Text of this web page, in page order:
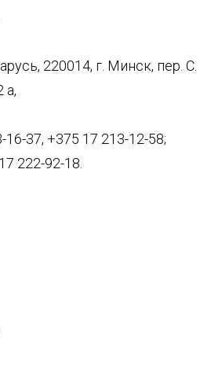
220014, г. Минск, пер. С.
а,
16-37, +375 17 213-12-58;
222-92-18.